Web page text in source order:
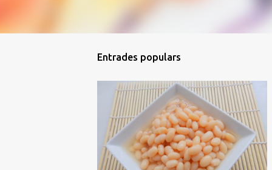
Entrades populars